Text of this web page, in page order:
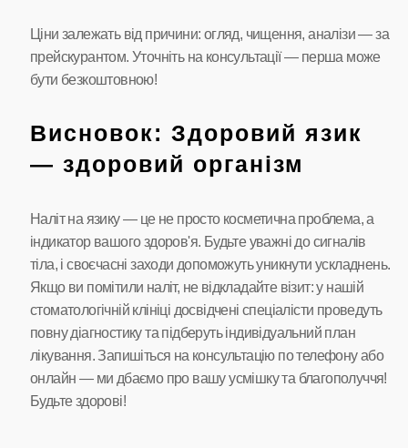
Ціни залежать від причини: огляд, чищення, аналізи — за
прейскурантом. Уточніть на консультації — перша може
бути безкоштовною!
Висновок: Здоровий язик
— здоровий організм
Наліт на язику — це не просто косметична проблема, а
індикатор вашого здоров'я. Будьте уважні до сигналів
тіла, і своєчасні заходи допоможуть уникнути ускладнень.
Якщо ви помітили наліт, не відкладайте візит: у нашій
стоматологічній клініці досвідчені спеціалісти проведуть
повну діагностику та підберуть індивідуальний план
лікування. Запишіться на консультацію по телефону або
онлайн — ми дбаємо про вашу усмішку та благополуччя!
Будьте здорові!